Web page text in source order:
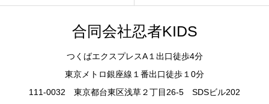
合同会社忍者KIDS
つくばエクスプレスA１出口徒歩4分
東京メトロ銀座線１番出口徒歩１0分
111-0032 東京都台東区浅草２丁目26-5 SDSビル202